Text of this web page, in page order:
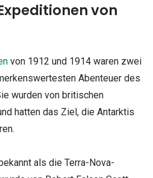
von
von 1912 und 1914 waren zwei
Abenteuer des
wurden von britischen
hatten das Ziel, die Antarktis
als die Terra-Nova-